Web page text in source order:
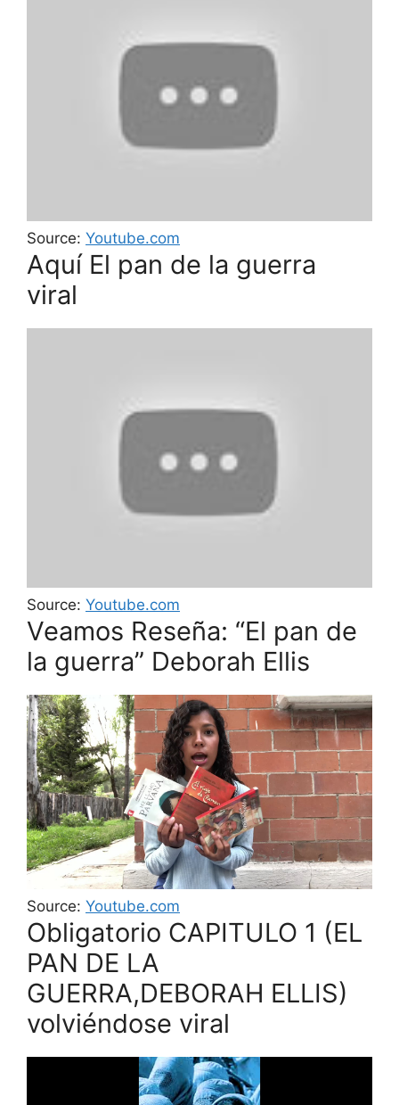
Source: Youtube.com
Aquí El pan de la guerra
viral
Source: Youtube.com
Veamos Reseña: “El pan de
la guerra” Deborah Ellis
Source: Youtube.com
Obligatorio CAPITULO 1 (EL
PAN DE LA
GUERRA,DEBORAH ELLIS)
volviéndose viral